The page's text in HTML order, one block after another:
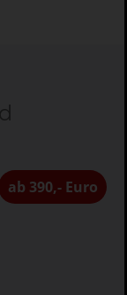
ab 390,- Euro